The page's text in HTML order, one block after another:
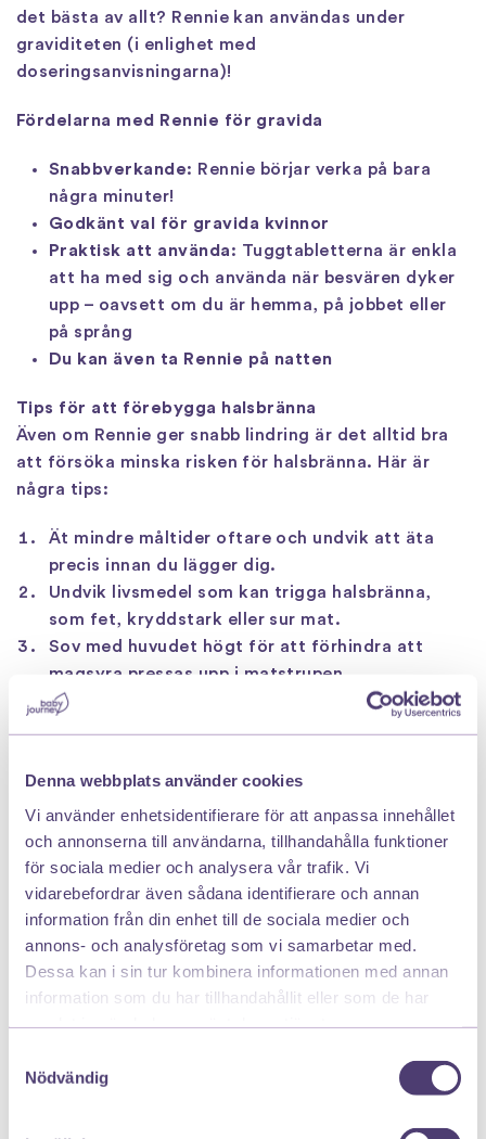
Denna webbplats använder cookies
Vi använder enhetsidentifierare för att anpassa innehållet
och annonserna till användarna, tillhandahålla funktioner
för sociala medier och analysera vår trafik. Vi
vidarebefordrar även sådana identifierare och annan
information från din enhet till de sociala medier och
annons- och analysföretag som vi samarbetar med.
Dessa kan i sin tur kombinera informationen med annan
information som du har tillhandahållit eller som de har
Nödvändig
det bästa av allt? Rennie kan användas under
graviditeten (i enlighet med
doseringsanvisningarna)!
Fördelarna med Rennie för gravida
Snabbverkande: Rennie börjar verka på bara
några minuter!
Godkänt val för gravida kvinnor
Praktisk att använda: Tuggtabletterna är enkla
att ha med sig och använda när besvären dyker
upp – oavsett om du är hemma, på jobbet eller
på språng
Du kan även ta Rennie på natten
Tips för att förebygga halsbränna
Även om Rennie ger snabb lindring är det alltid bra
att försöka minska risken för halsbränna. Här är
några tips:
Ät mindre måltider oftare och undvik att äta
precis innan du lägger dig.
Undvik livsmedel som kan trigga halsbränna,
som fet, kryddstark eller sur mat.
Sov med huvudet högt för att förhindra att
magsyra pressas upp i matstrupen.
Du hittar Rennie på ditt närmaste apotek eller
(kalcium- och magnesiumkarbonat) är ett
receptfritt läkemedel från 12 år för lindring av
halsbränna, sura uppstötningar samt
ett tillstånd som leder till en ökad mängd kalcium i
produkter som innehåller kalciumkarbonat, om du
inte tål vissa sockerarter, har diabetes, nedsatt